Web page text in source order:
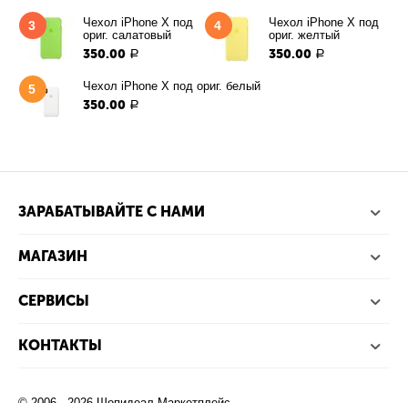
3
Чехол iPhone X под
ориг. салатовый
350.00 Р
4
Чехол iPhone X под
ориг. желтый
350.00 Р
5 Чехол iPhone X под ориг. белый
350.00 Р
ЗАРАБАТЫВАЙТЕ С НАМИ
МАГАЗИН
СЕРВИСЫ
КОНТАКТЫ